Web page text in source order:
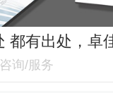
询/服务